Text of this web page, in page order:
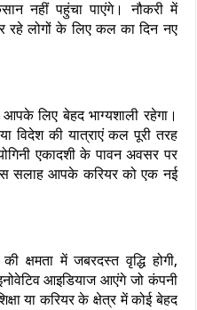
नहीं पहुंचा पाएंगे। नौकरी में
रहे लोगों के लिए कल का दिन नए
लिए बेहद भाग्यशाली रहेगा।
विदेश की यात्राएं कल पूरी तरह
एकादशी के पावन अवसर पर
सलाह आपके करियर को एक नई
में जबरदस्त वृद्धि होगी,
आइडियाज आएंगे जो कंपनी
या करियर के क्षेत्र में कोई बेहद